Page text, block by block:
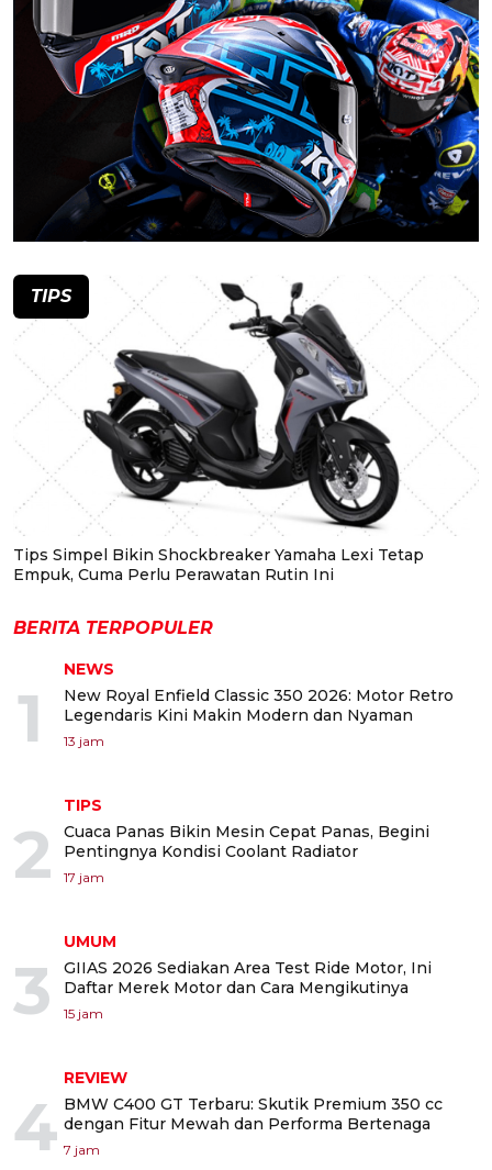
TIPS
Tips Simpel Bikin Shockbreaker Yamaha Lexi Tetap
Empuk, Cuma Perlu Perawatan Rutin Ini
BERITA TERPOPULER
1
NEWS
New Royal Enfield Classic 350 2026: Motor Retro
Legendaris Kini Makin Modern dan Nyaman
13 jam
2
TIPS
Cuaca Panas Bikin Mesin Cepat Panas, Begini
Pentingnya Kondisi Coolant Radiator
17 jam
3
UMUM
GIIAS 2026 Sediakan Area Test Ride Motor, Ini
Daftar Merek Motor dan Cara Mengikutinya
15 jam
4
REVIEW
BMW C400 GT Terbaru: Skutik Premium 350 cc
dengan Fitur Mewah dan Performa Bertenaga
7 jam